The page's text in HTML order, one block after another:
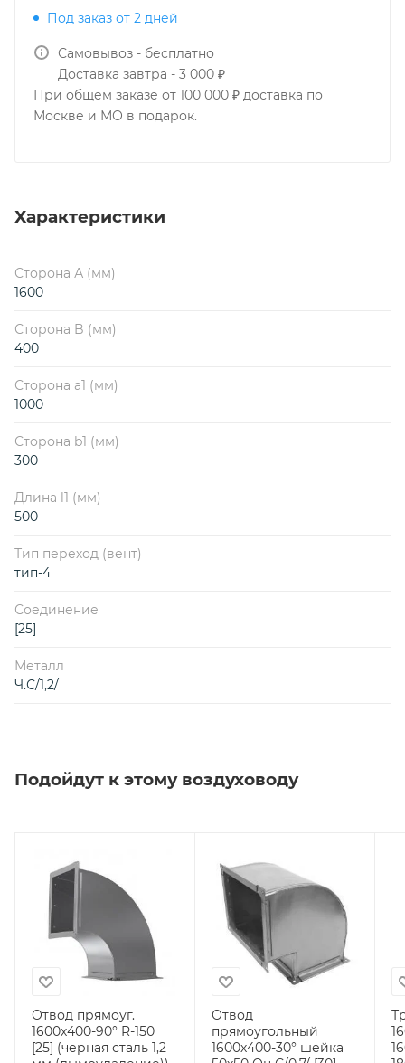
Под заказ от 2 дней
Самовывоз - бесплатно
Доставка завтра - 3 000 ₽
При общем заказе от 100 000 ₽ доставка по
Москве и МО в подарок.
Характеристики
Сторона А (мм)
1600
Сторона B (мм)
400
Сторона a1 (мм)
1000
Сторона b1 (мм)
300
Длина l1 (мм)
500
Тип переход (вент)
тип-4
Соединение
[25]
Металл
Ч.С/1,2/
Подойдут к этому воздуховоду
Отвод прямоуг.
1600х400-90° R-150
[25] (черная сталь 1,2
Отвод
прямоугольный
1600х400-30° шейка